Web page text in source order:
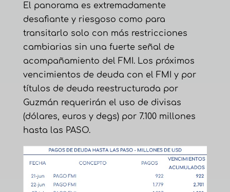
El panorama es extremadamente
desafiante y riesgoso como para
transitarlo solo con más restricciones
cambiarias sin una fuerte señal de
acompañamiento del FMI. Los próximos
vencimientos de deuda con el FMI y por
títulos de deuda reestructurada por
Guzmán requerirán el uso de divisas
(dólares, euros y degs) por 7.100 millones
hasta las PASO.